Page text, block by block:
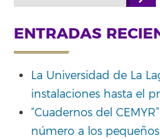
ENTRADAS
La Universidad de La
instalaciones hasta el
“Cuadernos del
número a los